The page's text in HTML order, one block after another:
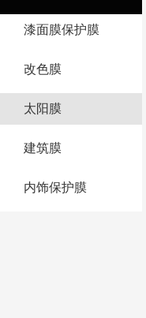
漆面膜保护膜
改色膜
太阳膜
建筑膜
内饰保护膜